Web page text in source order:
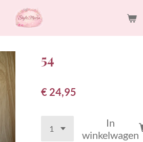
54
€ 24,95
In
winkelwagen